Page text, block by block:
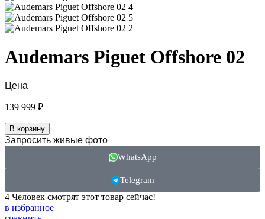
Audemars Piguet Offshore 02
Цена
139 999 ₽
В корзину
Запросить живые фото
WhatsApp
Telegram
4 Человек смотрят этот товар сейчас!
в избранное